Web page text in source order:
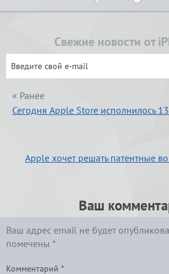
Свежие новости от
« Ранее
Сегодня Apple Store исполнилось
Apple хочет решать патентные
Ваш
Ваш адрес email не будет
помечены *
Комментарий *